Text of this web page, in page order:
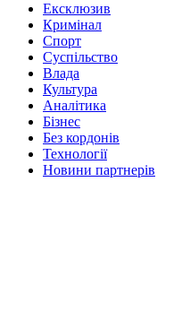
Ексклюзив
Кримінал
Спорт
Суспільство
Влада
Культура
Аналітика
Бізнес
Без кордонів
Технології
Новини партнерів